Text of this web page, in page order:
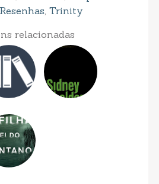
Resenhas, Trinity
relacionadas